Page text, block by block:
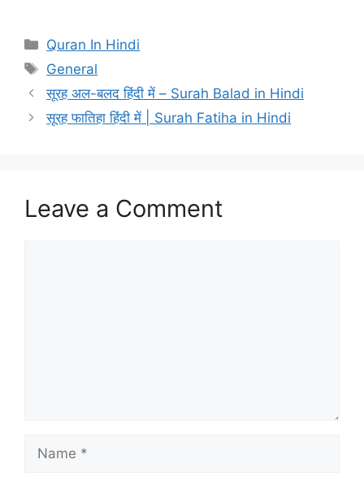
Categories
Quran In Hindi
Tags
General
सूरह अल-बलद हिंदी में – Surah Balad in Hindi
सूरह फातिहा हिंदी में | Surah Fatiha in Hindi
Leave a Comment
Name